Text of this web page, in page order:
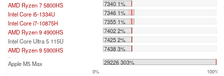
AMD Ryzen 7 5800HS
7340 1%
Intel Core i5-1334U
7346 1%
Intel Core i7-10875H
7355 1%
AMD Ryzen 9 4900HS
7402 2%
Intel Core Ultra 5 115U
7425 2%
AMD Ryzen 9 5900HS
7438 3%
...
Apple M5 Max 29226 303%
0% 100%